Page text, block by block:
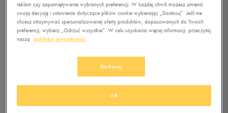
UMBRO FUTSAL STREET 2
0.0(0)
reklam czy zapamiętywanie wybranych preferencji. W każdej chwili możesz zmienić
swoją decyzję i ustawienia dotyczące plików cookie wybierając „Dostosuj”. Jeśli nie
chcesz otrzymywać spersonalizowanej oferty produktów, dopasowanych do Twoich
preferencji, wybierz „Odrzuć wszystkie”. W celu uzyskania więcej informacji, przeczytaj
naszą
politykę prywatności.
Dostosuj
OK